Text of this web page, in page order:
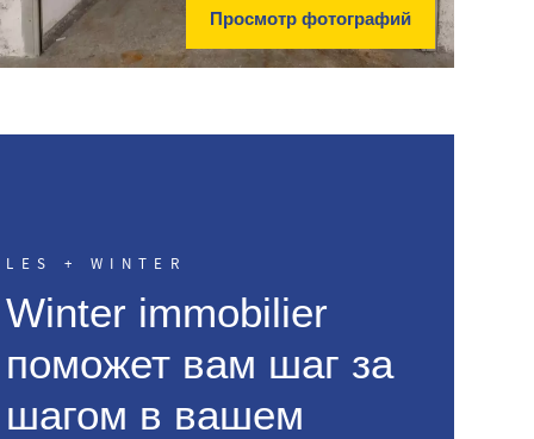
Просмотр фотографий
LES + WINTER
Winter immobilier
поможет вам шаг за
шагом в вашем